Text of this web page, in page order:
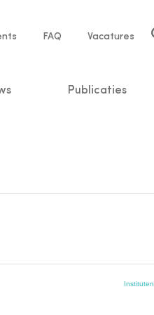
FAQ Vacatures
Publicaties
Instituten